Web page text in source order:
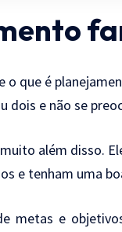
que é
dois e não se
além disso.
e tenham uma
metas e